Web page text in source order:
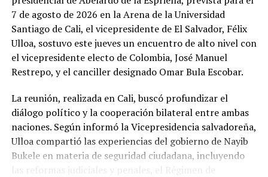
7 de agosto de 2026 en la Arena de la Universidad
Santiago de Cali, el vicepresidente de El Salvador, Félix
Ulloa, sostuvo este jueves un encuentro de alto nivel con
el vicepresidente electo de Colombia, José Manuel
Restrepo, y el canciller designado Omar Bula Escobar.
La reunión, realizada en Cali, buscó profundizar el
diálogo político y la cooperación bilateral entre ambas
naciones. Según informó la Vicepresidencia salvadoreña,
Ulloa compartió las experiencias del gobierno de Nayib
Bukele en materia de seguridad ciudadana, incluyendo
las reformas judiciales y penales, el Régimen de